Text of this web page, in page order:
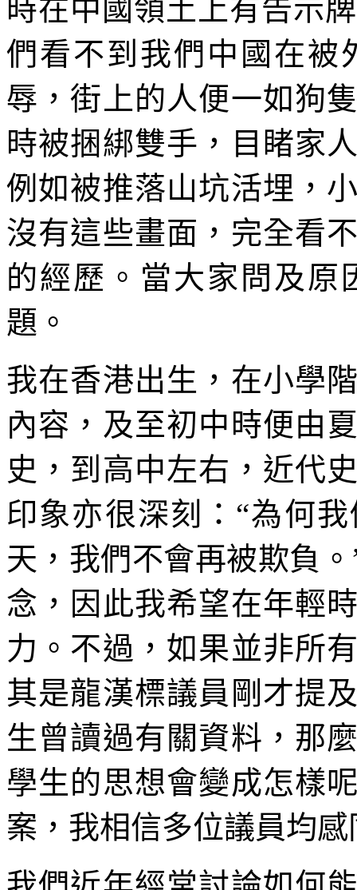
時在中國領土上有告示
們看不到我們中國在被
辱，街上的人便一如狗
時被捆綁雙手，目睹家
例如被推落山坑活埋，
沒有這些畫面，完全看
的經歷。當大家問及原
題。
我在香港出生，在小學
內容，及至初中時便由
史，到高中左右，近代
印象亦很深刻：“為何
天，我們不會再被欺負
念，因此我希望在年輕
力。不過，如果並非所
其是龍漢標議員剛才提
生曾讀過有關資料，那
學生的思想會變成怎樣
案，我相信多位議員均